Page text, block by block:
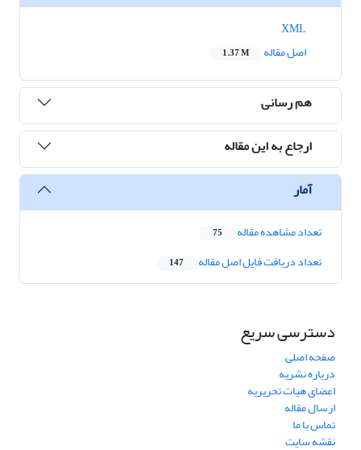
اصل مقاله
1.37 M
هم رسانی
ارجاع به این مقاله
آمار
تعداد مشاهده مقاله 75
تعداد دریافت فایل اصل مقاله 147
دسترسی سریع
صفحه اصلی
درباره نشریه
اعضای هیات تحریریه
ارسال مقاله
تماس با ما
نقشه سایت